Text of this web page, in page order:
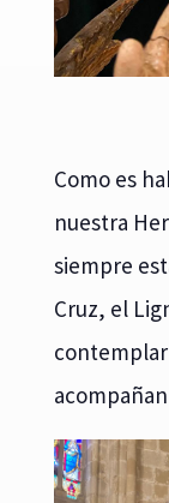
Como es
nuestra
siempre
Cruz, el